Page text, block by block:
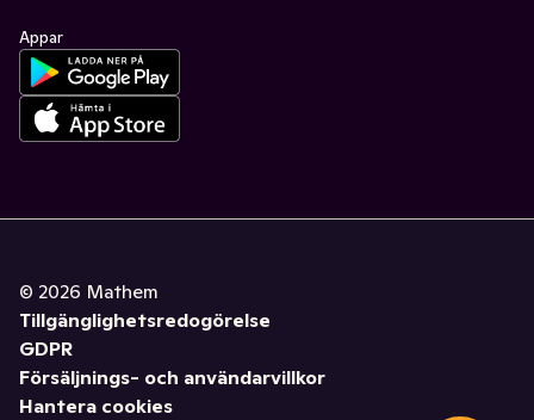
Appar
© 2026 Mathem
Tillgänglighetsredogörelse
GDPR
Försäljnings- och användarvillkor
Hantera cookies